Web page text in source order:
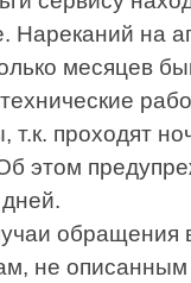
Нареканий на
месяцев
т.к. проходят
этом
обращения
не описанным